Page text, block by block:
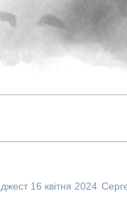
16 квітня 2024